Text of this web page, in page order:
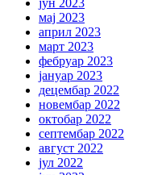
јун 2023
мај 2023
април 2023
март 2023
фебруар 2023
јануар 2023
децембар 2022
новембар 2022
октобар 2022
септембар 2022
август 2022
јул 2022